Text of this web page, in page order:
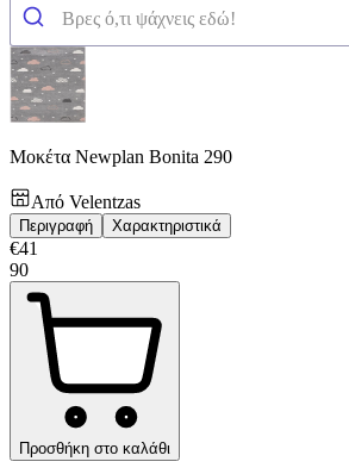
Μοκέτα Newplan Bonita 290
Από Velentzas
Περιγραφή Χαρακτηριστικά
€41
90
Προσθήκη στο καλάθι